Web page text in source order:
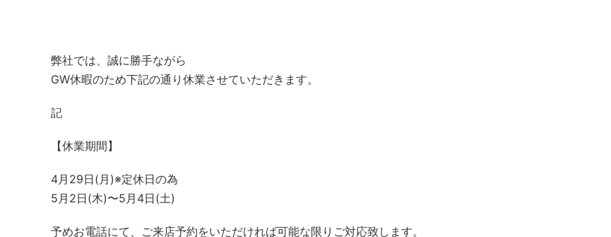
弊社では、誠に勝手ながら
GW休暇のため下記の通り休業させていただきます。
記
【休業期間】
4月29日(月)※定休日の為
5月2日(木)〜5月4日(土)
予めお電話にて、ご来店予約をいただければ可能な限りご対応致します。